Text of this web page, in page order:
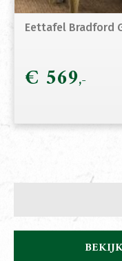
Eettafel Bradford
€ 569